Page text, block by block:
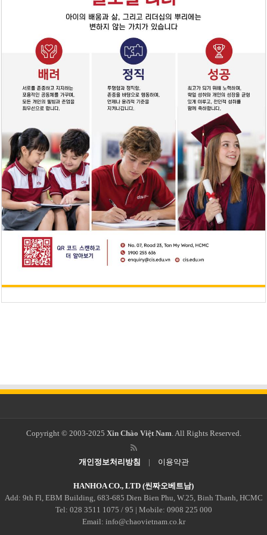
Copyright © 2003-2025 Xin Chào Việt Nam . All Rights Reserved.
개인정보처리방침 | 이용약관
HANHOA CO., LTD (씬짜오베트남)
Add: 9th Fl, EBM Building, 683-685 Dien Bien Phu, W.25, Binh Thanh, HCMC
Tel: 028 3511 1075 / 95 | Mobile: 0908 225 000
Email: info@chaovietnam.co.kr